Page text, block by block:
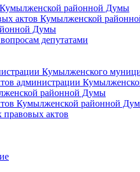
районной Думы
актов Кумылженской
Думы
депутатами
Кумылженского
администрации
районной Думы
Кумылженской районной
актов